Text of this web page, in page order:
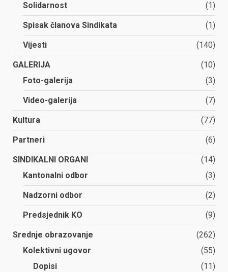
Solidarnost (1)
Spisak članova Sindikata (1)
Vijesti (140)
GALERIJA
(10)
Foto-galerija
(3)
Video-galerija (7)
Kultura (77)
Partneri (6)
SINDIKALNI ORGANI
(14)
Kantonalni odbor
(3)
Nadzorni odbor (2)
Predsjednik KO (9)
Srednje obrazovanje
(262)
Kolektivni ugovor
(55)
Dopisi
(11)